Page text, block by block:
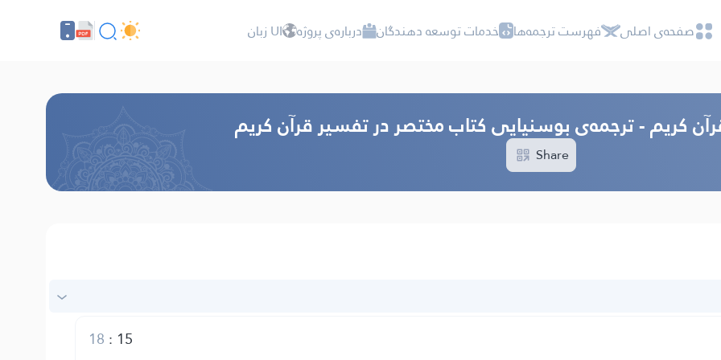
صفحه‌ى اصلى فهرست ترجمه‌ها خدمات توسعه دهندگان درباره‌ى پروژه UI زبان
کریم - ترجمه‌ى بوسنيايى كتاب مختصر در تفسير قرآن كريم
Share
15
:
18